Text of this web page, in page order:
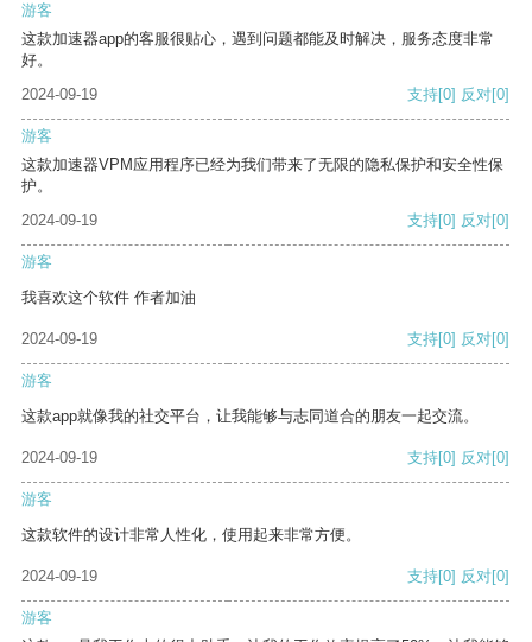
游客
这款加速器app的客服很贴心，遇到问题都能及时解决，服务态度非常
好。
2024-09-19
支持[0] 反对[0]
游客
这款加速器VPM应用程序已经为我们带来了无限的隐私保护和安全性保
护。
2024-09-19
支持[0] 反对[0]
游客
我喜欢这个软件 作者加油
2024-09-19 支持[0] 反对[0]
游客
这款app就像我的社交平台，让我能够与志同道合的朋友一起交流。
2024-09-19 支持[0] 反对[0]
游客
这款软件的设计非常人性化，使用起来非常方便。
2024-09-19 支持[0] 反对[0]
游客